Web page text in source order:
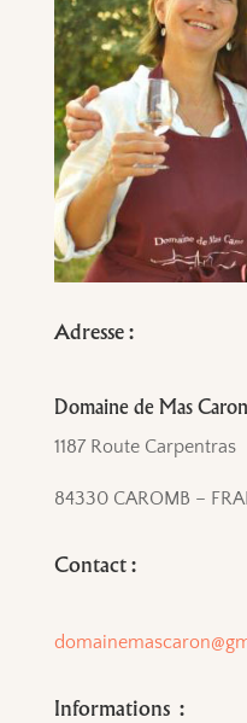
Adresse :
Domaine de Mas Caron
1187 Route Carpentras
84330 CAROMB –
Contact :
Informations :